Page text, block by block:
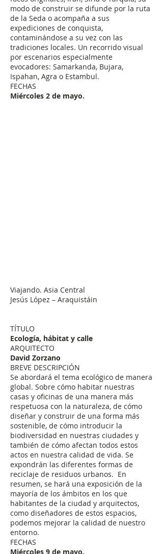
modo de construir se difunde por la ruta
de la Seda o acompaña a sus
expediciones de conquista,
contaminándose a su vez con las
tradiciones locales. Un recorrido visual
por escenarios especialmente
evocadores: Samarkanda, Bujara,
Ispahan, Agra o Estambul.
FECHAS
Miércoles 2 de mayo.
Viajando. Asia Central
Jesús López – Araquistáin
TÍTULO
Ecología, hábitat y calle
ARQUITECTO
David Zorzano
BREVE DESCRIPCIÓN
Se abordará el tema ecológico de manera
global. Sobre cómo habitar nuestras
casas y oficinas de una manera más
respetuosa con la naturaleza, de cómo
diseñar y construir de una forma más
sostenible, de cómo introducir la
biodiversidad en nuestras ciudades y
también de cómo afectan todos estos
actos en nuestra calidad de vida. Se
expondrán las diferentes formas de
reciclaje de residuos urbanos. En
resumen, se hará una exposición de la
mayoría de los ámbitos en los que
habitantes de la ciudad y arquitectos,
como diseñadores de estos espacios,
podemos mejorar la calidad de nuestro
entorno.
FECHAS
Miércoles 9 de mayo.